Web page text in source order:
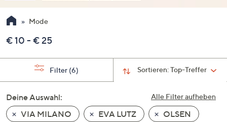
verwenden
Sie
Pfeiltasten
nach
und
nach
unten
oder
Mode
€ 10 - € 25
Sortieren:Top-Treffer
Filter (6)
Alle Filter aufheben
Deine Auswahl:
VIA MILANO
EVA LUTZ
OLSEN